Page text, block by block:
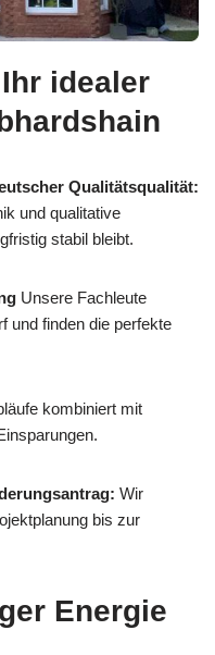
idealer
Qualitätsqualität:
und qualitative
stabil bleibt.
Unsere Fachleute
und finden die perfekte
kombiniert mit
Wir
bis zur
Energie